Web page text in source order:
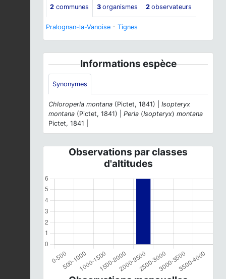
2 communes 3 organismes 2 observateurs
Pralognan-la-Vanoise - Tignes
Informations espèce
Synonymes
Chloroperla montana (Pictet, 1841) | Isopteryx
montana (Pictet, 1841) | Perla (Isopteryx) montana
Pictet, 1841 |
Observations par classes
d'altitudes